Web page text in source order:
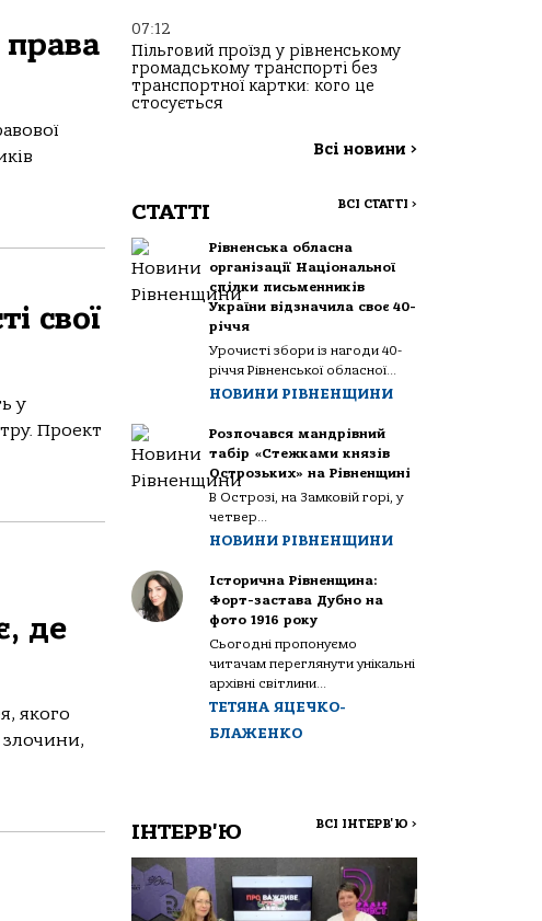
права
свої
у
Проект
де
якого
злочини,
07:12
Пільговий проїзд у рівненському
громадському транспорті без
транспортної картки: кого це
стосується
Всі новини >
СТАТТІ ВСІ СТАТТІ >
Рівненська обласна
організації Національної
спілки письменників
України відзначила своє 40-
річчя
Урочисті збори із нагоди 40-
річчя Рівненської обласної...
НОВИНИ РІВНЕНЩИНИ
Розпочався мандрівний
табір «Стежками князів
Острозьких» на Рівненщині
В Острозі, на Замковій горі, у
четвер...
НОВИНИ РІВНЕНЩИНИ
Історична Рівненщина:
Форт-застава Дубно на
фото 1916 року
Сьогодні пропонуємо
читачам переглянути унікальні
архівні світлини...
ТЕТЯНА ЯЦЕЧКО-
БЛАЖЕНКО
ІНТЕРВ'Ю ВСІ ІНТЕРВ'Ю >